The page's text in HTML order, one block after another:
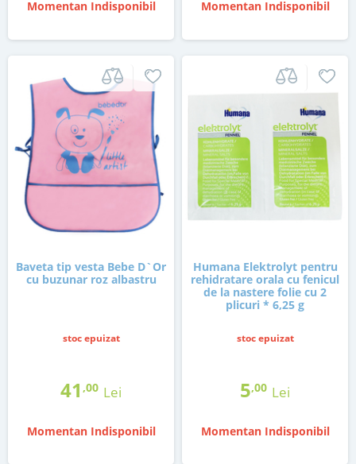
Momentan Indisponibil Momentan Indisponibil
Baveta tip vesta Bebe D`Or
cu buzunar roz albastru
stoc epuizat
41 ,00 Lei
Momentan Indisponibil
Humana Elektrolyt pentru
rehidratare orala cu fenicul
de la nastere folie cu 2
plicuri * 6,25 g
stoc epuizat
5,00 Lei
Momentan Indisponibil